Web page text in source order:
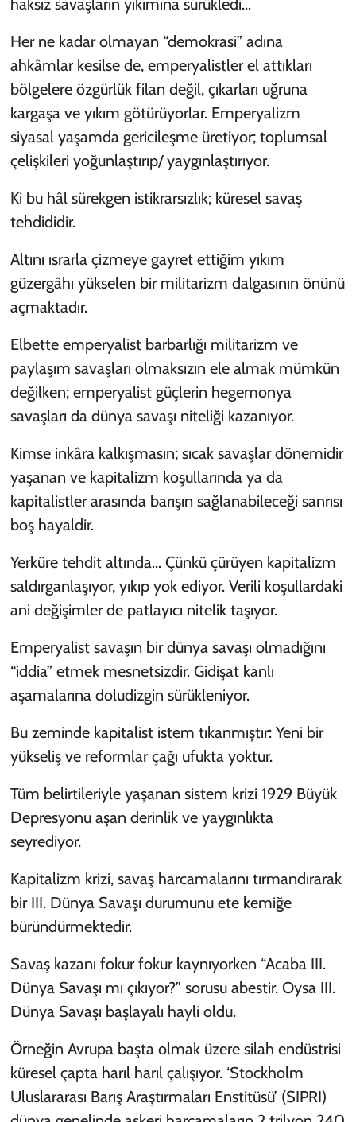
Her ne kadar olmayan “demokrasi” adına
ahkâmlar kesilse de, emperyalistler el attıkları
bölgelere özgürlük filan değil, çıkarları uğruna
kargaşa ve yıkım götürüyorlar. Emperyalizm
siyasal yaşamda gericileşme üretiyor; toplumsal
çelişkileri yoğunlaştırıp/ yaygınlaştırıyor.
Ki bu hâl sürekgen istikrarsızlık; küresel savaş
tehdididir.
Altını ısrarla çizmeye gayret ettiğim yıkım
güzergâhı yükselen bir militarizm dalgasının önünü
açmaktadır.
Elbette emperyalist barbarlığı militarizm ve
paylaşım savaşları olmaksızın ele almak mümkün
değilken; emperyalist güçlerin hegemonya
savaşları da dünya savaşı niteliği kazanıyor.
Kimse inkâra kalkışmasın; sıcak savaşlar dönemidir
yaşanan ve kapitalizm koşullarında ya da
kapitalistler arasında barışın sağlanabileceği sanrısı
boş hayaldir.
Yerküre tehdit altında… Çünkü çürüyen kapitalizm
saldırganlaşıyor, yıkıp yok ediyor. Verili koşullardaki
ani değişimler de patlayıcı nitelik taşıyor.
Emperyalist savaşın bir dünya savaşı olmadığını
“iddia” etmek mesnetsizdir. Gidişat kanlı
aşamalarına doludizgin sürükleniyor.
Bu zeminde kapitalist istem tıkanmıştır: Yeni bir
yükseliş ve reformlar çağı ufukta yoktur.
Tüm belirtileriyle yaşanan sistem krizi 1929 Büyük
Depresyonu aşan derinlik ve yaygınlıkta
seyrediyor.
Kapitalizm krizi, savaş harcamalarını tırmandırarak
bir III. Dünya Savaşı durumunu ete kemiğe
büründürmektedir.
Savaş kazanı fokur fokur kaynıyorken “Acaba III.
Dünya Savaşı mı çıkıyor?” sorusu abestir. Oysa III.
Dünya Savaşı başlayalı hayli oldu.
Örneğin Avrupa başta olmak üzere silah endüstrisi
küresel çapta harıl harıl çalışıyor. ‘Stockholm
Uluslararası Barış Araştırmaları Enstitüsü’ (SIPRI)